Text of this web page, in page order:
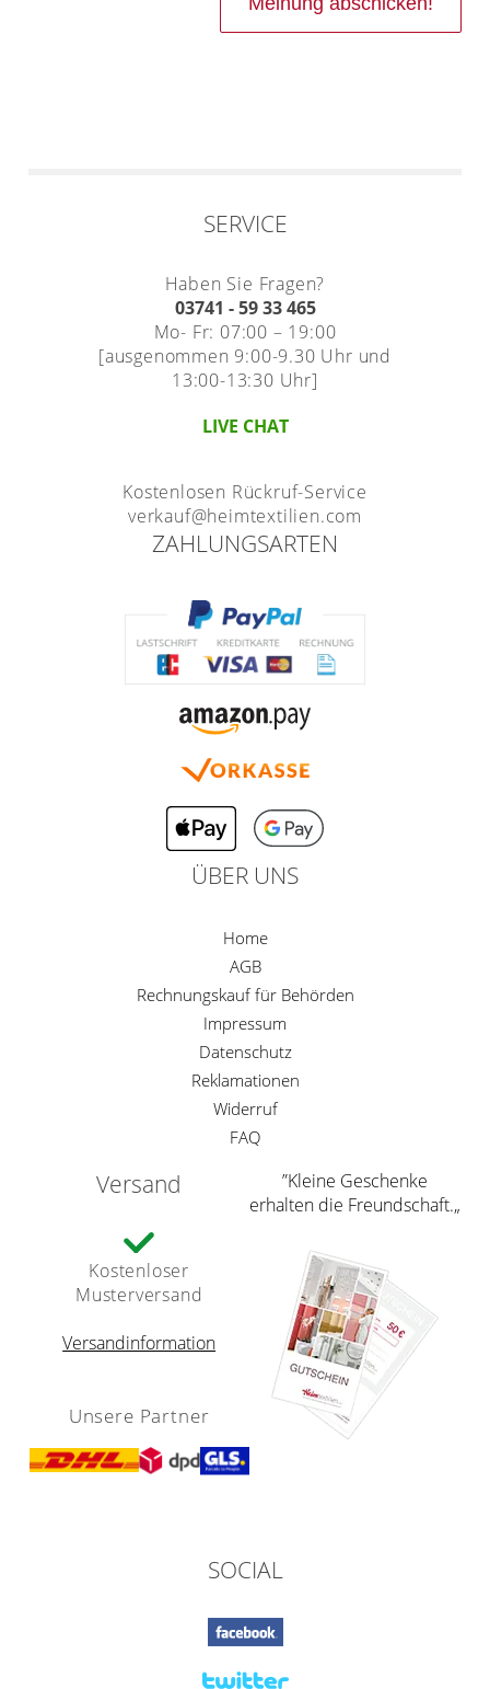
SERVICE
Haben Sie Fragen?
03741 - 59 33 465
Mo- Fr: 07:00 – 19:00
[ausgenommen 9:00-9.30 Uhr und
13:00-13:30 Uhr]
LIVE CHAT
Kostenlosen Rückruf-Service
verkauf@heimtextilien.com
ZAHLUNGSARTEN
ÜBER UNS
Home
AGB
Rechnungskauf für Behörden
Impressum
Datenschutz
Reklamationen
Widerruf
FAQ
Versand
Kostenloser
Musterversand
Versandinformation
Unsere Partner
”Kleine Geschenke
erhalten die Freundschaft.„
SOCIAL